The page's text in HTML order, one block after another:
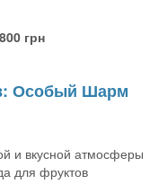
грн
Особый Шарм
и вкусной атмосферы
для фруктов